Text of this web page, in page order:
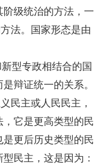
级统治的方法，一
法。国家形态是由
型专政相结合的国
辩证统一的关系。
主或人民民主，
它是更高类型的民
更后历史类型的民
民主，这是因为：